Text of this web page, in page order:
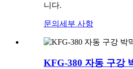
니다.
문의 세부 사항
KFG-380 자동 구강